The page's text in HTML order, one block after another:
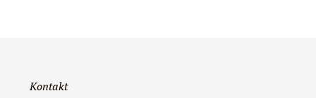
Kontakt